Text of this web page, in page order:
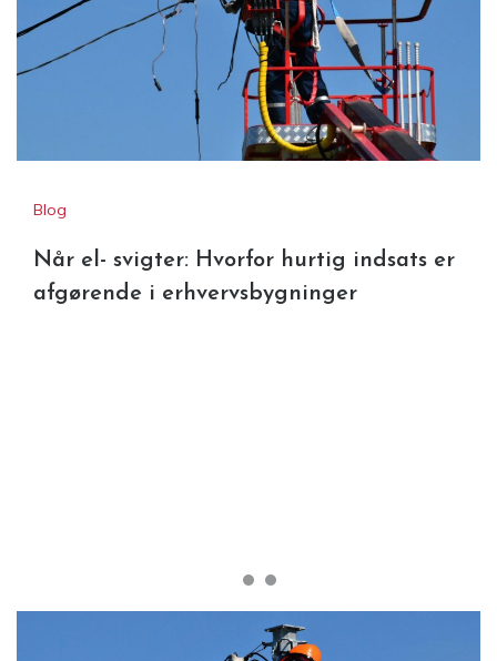
Blog
Når el- svigter: Hvorfor hurtig indsats er
afgørende i erhvervsbygninger